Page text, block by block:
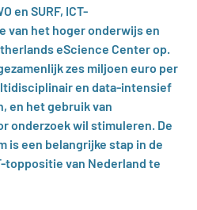
en SURF, ICT-
van het hoger onderwijs en
eScience Center op.
zes miljoen euro per
en data-intensief
en het gebruik van
onderzoek wil stimuleren. De
is een belangrijke stap in de
toppositie van Nederland te